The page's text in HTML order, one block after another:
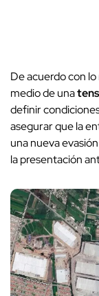
De acuerdo con
medio de una
definir
asegurar que la
una nueva
la presentación